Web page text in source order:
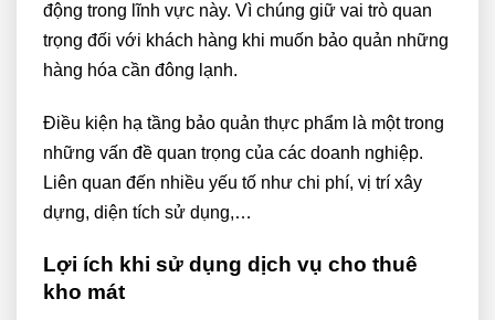
động trong lĩnh vực này. Vì chúng giữ vai trò quan
trọng đối với khách hàng khi muốn bảo quản những
hàng hóa cần đông lạnh.
Điều kiện hạ tầng bảo quản thực phẩm là một trong
những vấn đề quan trọng của các doanh nghiệp.
Liên quan đến nhiều yếu tố như chi phí, vị trí xây
dựng, diện tích sử dụng,…
Lợi ích khi sử dụng dịch vụ cho thuê
kho mát